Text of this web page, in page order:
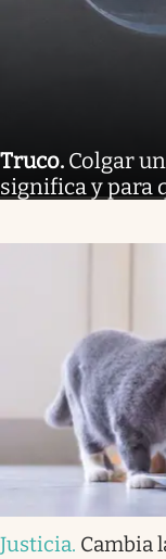
Truco. Colgar
significa y para
Justicia. Cambia